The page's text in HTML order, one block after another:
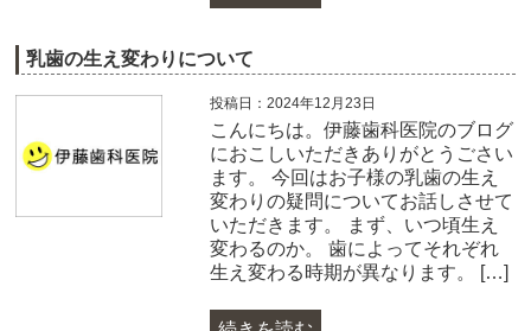
乳歯の生え変わりについて
投稿日：2024年12月23日
こんにちは。伊藤歯科医院のブログ
におこしいただきありがとうごさい
ます。 今回はお子様の乳歯の生え
変わりの疑問についてお話しさせて
いただきます。 まず、いつ頃生え
変わるのか。 歯によってそれぞれ
生え変わる時期が異なります。 […]